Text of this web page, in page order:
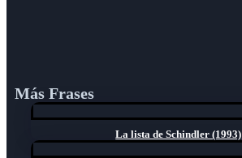
Más Frases
La lista de Schindler (1993)